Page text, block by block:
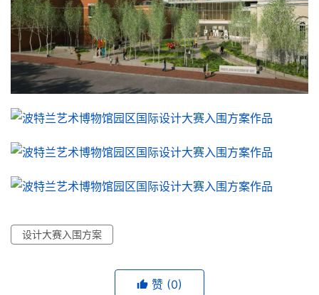
设计大赛入围方案
赞 (0)